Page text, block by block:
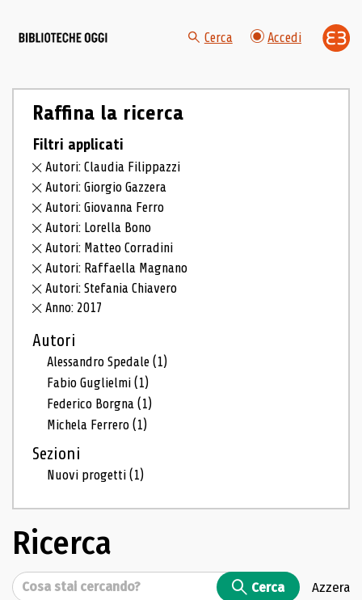
Cerca Accedi
Raffina la ricerca
Filtri applicati
Autori: Claudia Filippazzi
Autori: Giorgio Gazzera
Autori: Giovanna Ferro
Autori: Lorella Bono
Autori: Matteo Corradini
Autori: Raffaella Magnano
Autori: Stefania Chiavero
Anno: 2017
Autori
Alessandro Spedale(1)
Fabio Guglielmi(1)
Federico Borgna(1)
Michela Ferrero(1)
Sezioni
Nuovi progetti(1)
Ricerca
Cerca Cerca Azzera